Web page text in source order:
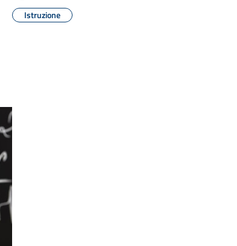
Istruzione